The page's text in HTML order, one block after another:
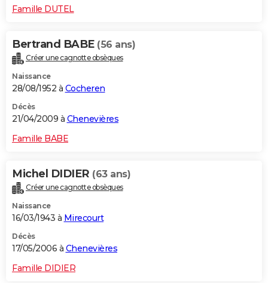
Famille DUTEL
Bertrand BABE (56 ans)
Créer une cagnotte obsèques
Naissance
28/08/1952 à Cocheren
Décès
21/04/2009 à Chenevières
Famille BABE
Michel DIDIER (63 ans)
Créer une cagnotte obsèques
Naissance
16/03/1943 à Mirecourt
Décès
17/05/2006 à Chenevières
Famille DIDIER